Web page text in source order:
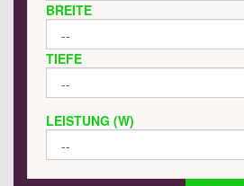
BREITE
TIEFE
LEISTUNG (W)